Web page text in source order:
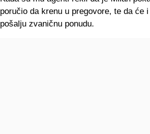
poručio da krenu u pregovore, te da
pošalju zvaničnu ponudu.